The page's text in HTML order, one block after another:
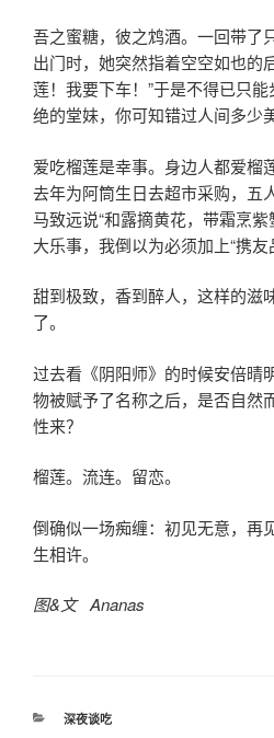
吾之蜜糖，彼之鸩酒。一回带了
出门时，她突然指着空空如也的
莲！我要下车！”于是不得已只
绝的堂妹，你可知错过人间多少
爱吃榴莲是幸事。身边人都爱榴
去年为阿筒生日去超市采购，五
马致远说“和露摘黄花，带霜烹
大乐事，我倒以为必须加上“携友
甜到极致，香到醉人，这样的滋
了。
过去看《阴阳师》的时候安倍晴
物被赋予了名称之后，是否自然
性来？
榴莲。流连。留恋。
倒确似一场痴缠：初见无意，再
生相许。
图&文 Ananas
分
深夜谈吃